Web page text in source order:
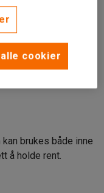
brukes både inne
å holde rent.
alle cookier